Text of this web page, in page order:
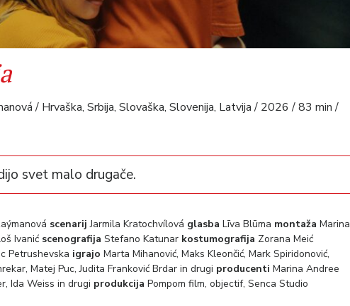
/ Hrvaška, Srbija, Slovaška, Slovenija, Latvija / 2026 / 83 min /
svet malo drugače.
scenarij Jarmila Kratochvílová glasba Līva Blūma montaža Marina
Ivanić scenografija Stefano Katunar kostumografija Zorana Meić
Petrushevska igrajo Marta Mihanović, Maks Kleončić, Mark Spiridonović,
Matej Puc, Judita Franković Brdar in drugi producenti Marina Andree
Ida Weiss in drugi produkcija Pompom film, objectif, Senca Studio